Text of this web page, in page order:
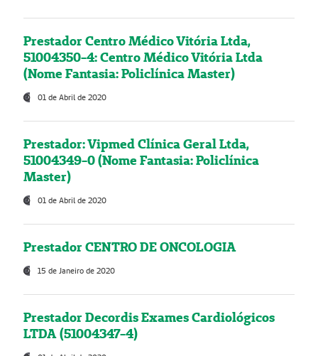
Prestador Centro Médico Vitória Ltda,
51004350-4: Centro Médico Vitória Ltda
(Nome Fantasia: Policlínica Master)
01 de Abril de 2020
Prestador: Vipmed Clínica Geral Ltda,
51004349-0 (Nome Fantasia: Policlínica
Master)
01 de Abril de 2020
Prestador CENTRO DE ONCOLOGIA
15 de Janeiro de 2020
Prestador Decordis Exames Cardiológicos
LTDA (51004347-4)